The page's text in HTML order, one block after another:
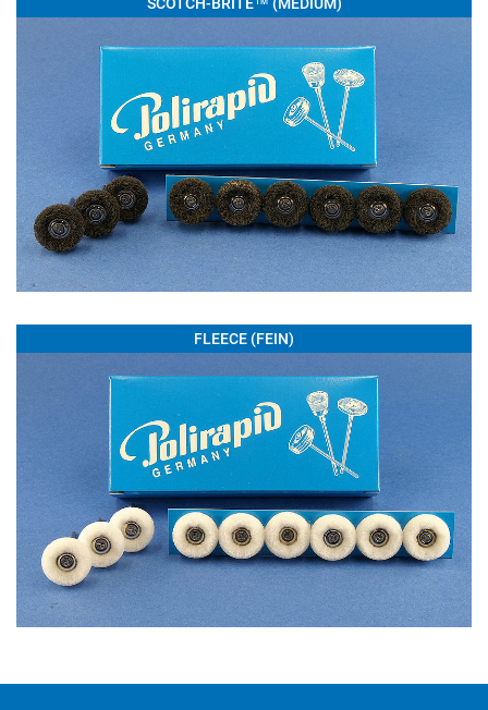
SCOTCH-BRITE™ (MEDIUM)
FLEECE (FEIN)